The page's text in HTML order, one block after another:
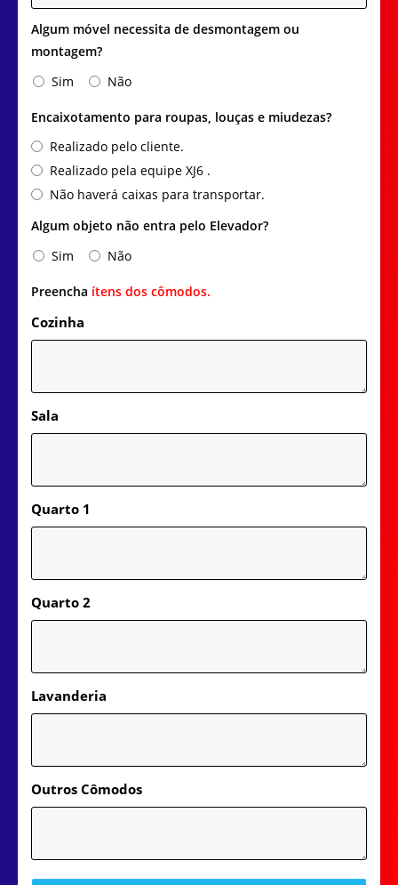
Algum móvel necessita de desmontagem ou
montagem?
Sim
Não
Encaixotamento para roupas, louças e miudezas?
Realizado pelo cliente.
Realizado pela equipe XJ6 .
Não haverá caixas para transportar.
Algum objeto não entra pelo Elevador?
Sim
Não
Preencha ítens dos cômodos.
Cozinha
Sala
Quarto 1
Quarto 2
Lavanderia
Outros Cômodos